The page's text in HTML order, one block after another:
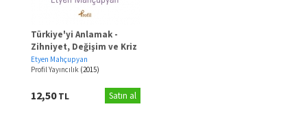
Türkiye'yi Anlamak -
Zihniyet, Değişim ve Kriz
Etyen Mahçupyan
Profil Yayıncılık (2015)
12,50TL Satın al